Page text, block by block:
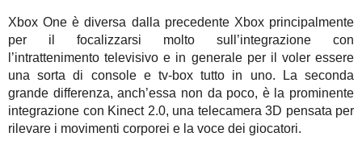
Xbox One è diversa dalla precedente Xbox principalmente
per il focalizzarsi molto sull’integrazione con
l’intrattenimento televisivo e in generale per il voler essere
una sorta di console e tv-box tutto in uno. La seconda
grande differenza, anch’essa non da poco, è la prominente
integrazione con Kinect 2.0, una telecamera 3D pensata per
rilevare i movimenti corporei e la voce dei giocatori.